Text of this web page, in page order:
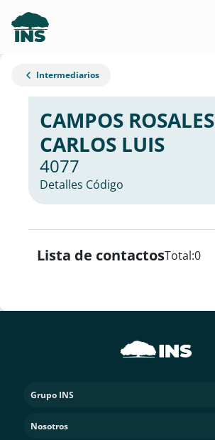
Intermediarios
CAMPOS ROSALES
CARLOS LUIS
4077
Detalles Código
Lista de contactosTotal:0
Grupo INS
Nosotros